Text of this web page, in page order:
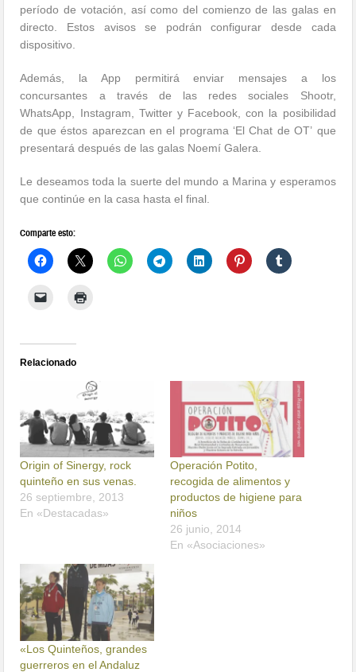
período de votación, así como del comienzo de las galas en
directo. Estos avisos se podrán configurar desde cada
dispositivo.
Además, la App permitirá enviar mensajes a los
concursantes a través de las redes sociales Shootr,
WhatsApp, Instagram, Twitter y Facebook, con la posibilidad
de que éstos aparezcan en el programa ‘El Chat de OT’ que
presentará después de las galas Noemí Galera.
Le deseamos toda la suerte del mundo a Marina y esperamos
que continúe en la casa hasta el final.
Comparte esto:
Relacionado
Origin of Sinergy, rock
quinteño en sus venas.
26 septiembre, 2013
En «Destacadas»
Operación Potito,
recogida de alimentos y
productos de higiene para
niños
26 junio, 2014
En «Asociaciones»
«Los Quinteños, grandes
guerreros en el Andaluz